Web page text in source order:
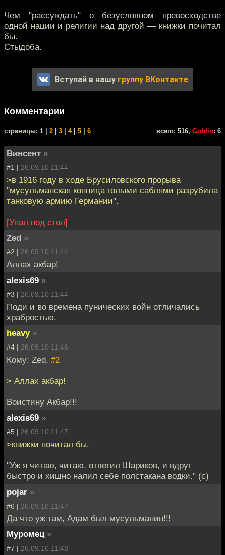
Чем "рассуждать" о безусловном превосходстве
одной нации и религии над другой — книжки почитал
бы.
Стыдоба.
Вступай в нашу группу ВКонтакте
Комментарии
cтраницы: 1 | 2 3 4| 5 6 всего: 516, Goblin: 6
Винсент »
#1 | 26.09.10 11:44
>в 1916 году в ходе Брусиловского прорыва
"мусульманская конница голыми саблями разрубила
танковую армию Германии".
[Упал под стол]
Zed »
#2 | 26.09.10 11:44
Аллах акбар!
alexis69 »
#3 | 26.09.10 11:44
Поди и во времена пунических войн отличались
храбростью.
heavy »
#4 | 26.09.10 11:46
Кому: Zed, #2
> Аллах акбар!
Воистину Акбар!!!
alexis69 »
#5 | 26.09.10 11:47
>книжки почитал бы.
"Уж я читаю, читаю, ответил Шариков, и вдруг
быстро и хишно налил себе полстакана водки." (c)
pojar »
#6 | 26.09.10 11:47
Да что уж там, Адам был мусульманин!!!
Муромец »
#7 | 26.09.10 11:48